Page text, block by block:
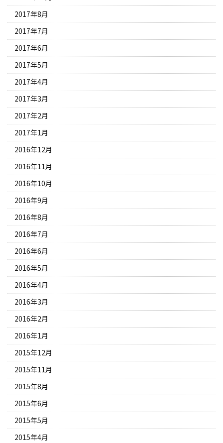
2017年8月
2017年7月
2017年6月
2017年5月
2017年4月
2017年3月
2017年2月
2017年1月
2016年12月
2016年11月
2016年10月
2016年9月
2016年8月
2016年7月
2016年6月
2016年5月
2016年4月
2016年3月
2016年2月
2016年1月
2015年12月
2015年11月
2015年8月
2015年6月
2015年5月
2015年4月